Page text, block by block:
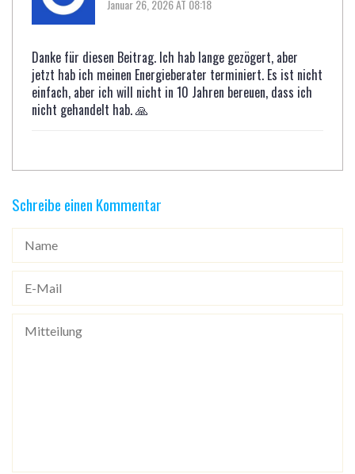
Januar 26, 2026 AT 08:18
Danke für diesen Beitrag. Ich hab lange gezögert, aber
jetzt hab ich meinen Energieberater terminiert. Es ist nicht
einfach, aber ich will nicht in 10 Jahren bereuen, dass ich
nicht gehandelt hab. 🙏
Schreibe einen Kommentar